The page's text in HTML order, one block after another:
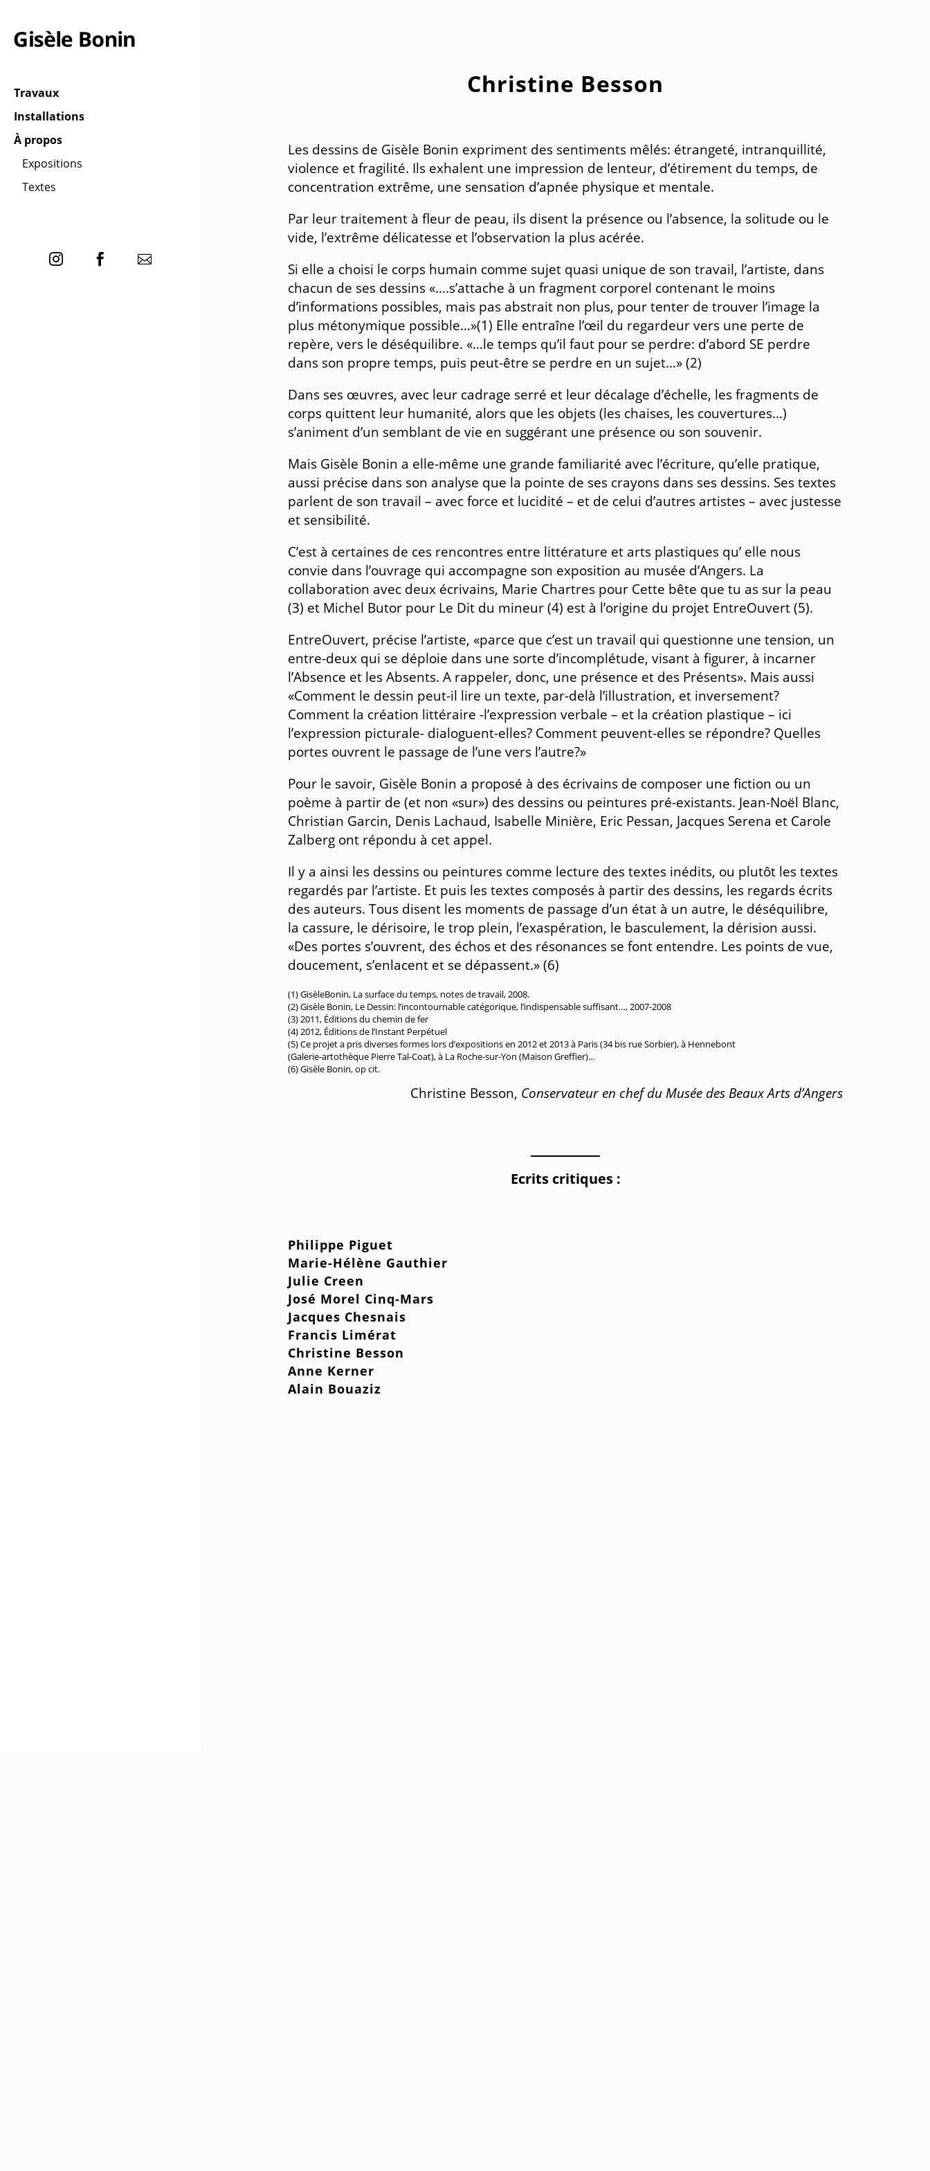
Travaux
Installations
À propos
Expositions
Textes
Christine Besson
Les dessins de Gisèle Bonin expriment des sentiments mêlés: étrangeté, intranquillité,
violence et fragilité. Ils exhalent une impression de lenteur, d’étirement du temps, de
concentration extrême, une sensation d’apnée physique et mentale.
Par leur traitement à fleur de peau, ils disent la présence ou l’absence, la solitude ou le
vide, l’extrême délicatesse et l’observation la plus acérée.
Si elle a choisi le corps humain comme sujet quasi unique de son travail, l’artiste, dans
chacun de ses dessins «….s’attache à un fragment corporel contenant le moins
d’informations possibles, mais pas abstrait non plus, pour tenter de trouver l’image la
plus métonymique possible…»(1) Elle entraîne l’œil du regardeur vers une perte de
repère, vers le déséquilibre. «…le temps qu’il faut pour se perdre: d’abord SE perdre
dans son propre temps, puis peut-être se perdre en un sujet…» (2)
Dans ses œuvres, avec leur cadrage serré et leur décalage d’échelle, les fragments de
corps quittent leur humanité, alors que les objets (les chaises, les couvertures…)
s’animent d’un semblant de vie en suggérant une présence ou son souvenir.
Mais Gisèle Bonin a elle-même une grande familiarité avec l’écriture, qu’elle pratique,
aussi précise dans son analyse que la pointe de ses crayons dans ses dessins. Ses textes
parlent de son travail – avec force et lucidité – et de celui d’autres artistes – avec justesse
et sensibilité.
C’est à certaines de ces rencontres entre littérature et arts plastiques qu’ elle nous
convie dans l’ouvrage qui accompagne son exposition au musée d’Angers. La
collaboration avec deux écrivains, Marie Chartres pour Cette bête que tu as sur la peau
(3) et Michel Butor pour Le Dit du mineur (4) est à l’origine du projet EntreOuvert (5).
EntreOuvert, précise l’artiste, «parce que c’est un travail qui questionne une tension, un
entre-deux qui se déploie dans une sorte d’incomplétude, visant à figurer, à incarner
l’Absence et les Absents. A rappeler, donc, une présence et des Présents». Mais aussi
«Comment le dessin peut-il lire un texte, par-delà l’illustration, et inversement?
Comment la création littéraire -l’expression verbale – et la création plastique – ici
l’expression picturale- dialoguent-elles? Comment peuvent-elles se répondre? Quelles
portes ouvrent le passage de l’une vers l’autre?»
Pour le savoir, Gisèle Bonin a proposé à des écrivains de composer une fiction ou un
poème à partir de (et non «sur») des dessins ou peintures pré-existants. Jean-Noël Blanc,
Christian Garcin, Denis Lachaud, Isabelle Minière, Eric Pessan, Jacques Serena et Carole
Zalberg ont répondu à cet appel.
Il y a ainsi les dessins ou peintures comme lecture des textes inédits, ou plutôt les textes
regardés par l’artiste. Et puis les textes composés à partir des dessins, les regards écrits
des auteurs. Tous disent les moments de passage d’un état à un autre, le déséquilibre,
la cassure, le dérisoire, le trop plein, l’exaspération, le basculement, la dérision aussi.
«Des portes s’ouvrent, des échos et des résonances se font entendre. Les points de vue,
doucement, s’enlacent et se dépassent.» (6)
(1) GisèleBonin, La surface du temps, notes de travail, 2008.
(2) Gisèle Bonin, Le Dessin: l’incontournable catégorique, l’indispensable suffisant…, 2007-2008
(3) 2011, Éditions du chemin de fer
(4) 2012, Éditions de l’Instant Perpétuel
(5) Ce projet a pris diverses formes lors d’expositions en 2012 et 2013 à Paris (34 bis rue Sorbier), à Hennebont
(Galerie-artothèque Pierre Tal-Coat), à La Roche-sur-Yon (Maison Greffier)…
(6) Gisèle Bonin, op cit.
Christine Besson, Conservateur en chef du Musée des Beaux Arts d’Angers
Ecrits critiques :
Philippe Piguet
Marie-Hélène Gauthier
Julie Creen
José Morel Cinq-Mars
Jacques Chesnais
Francis Limérat
Christine Besson
Anne Kerner
Alain Bouaziz